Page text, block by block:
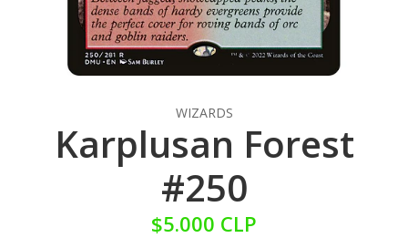
WIZARDS
Karplusan Forest
#250
$5.000 CLP